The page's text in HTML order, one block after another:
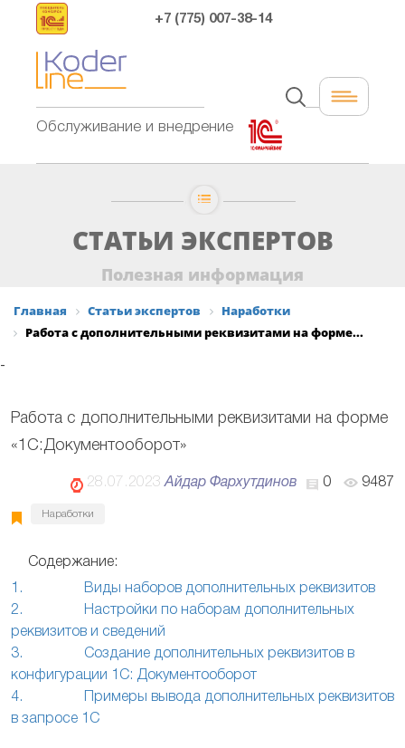
Обслуживание и внедрение
+7 (775) 007-38-14
СТАТЬИ ЭКСПЕРТОВ
Полезная информация
Главная Статьи экспертов
Наработки
Работа с дополнительными реквизитами на форме...
-
Работа с дополнительными реквизитами на форме
«1С:Документооборот»
0 9487
28.07.2023 Айдар Фархутдинов
Наработки
Содержание:
1. Виды наборов дополнительных реквизитов
2. Настройки по наборам дополнительных
реквизитов и сведений
3. Создание дополнительных реквизитов в
конфигурации 1С: Документооборот
4. Примеры вывода дополнительных реквизитов
в запросе 1С